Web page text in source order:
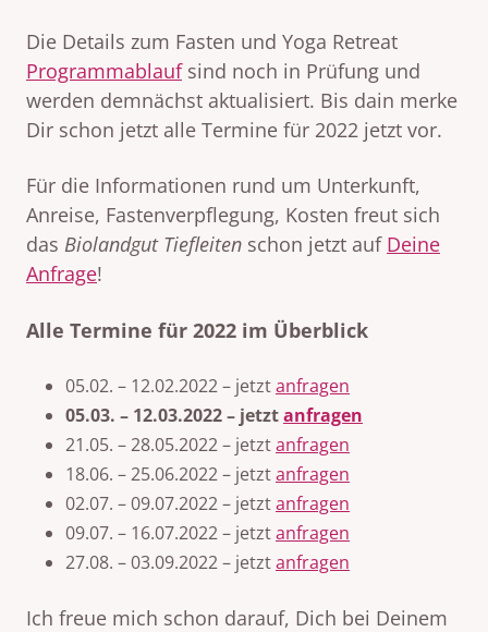
Die Details zum Fasten und Yoga Retreat
Programmablaufsind noch in Prüfung und
werden demnächst aktualisiert. Bis dain merke
Dir schon jetzt alle Termine für 2022 jetzt vor.
Für die Informationen rund um Unterkunft,
Anreise, Fastenverpflegung, Kosten freut sich
das Biolandgut Tiefleiten schon jetzt auf Deine
Anfrage!
Alle Termine für 2022 im Überblick
05.02. – 12.02.2022 – jetztanfragen
05.03. – 12.03.2022 – jetztanfragen
21.05. – 28.05.2022 – jetztanfragen
18.06. – 25.06.2022 – jetztanfragen
02.07. – 09.07.2022 – jetztanfragen
09.07. – 16.07.2022 – jetztanfragen
27.08. – 03.09.2022 – jetztanfragen
Ich freue mich schon darauf, Dich bei Deinem